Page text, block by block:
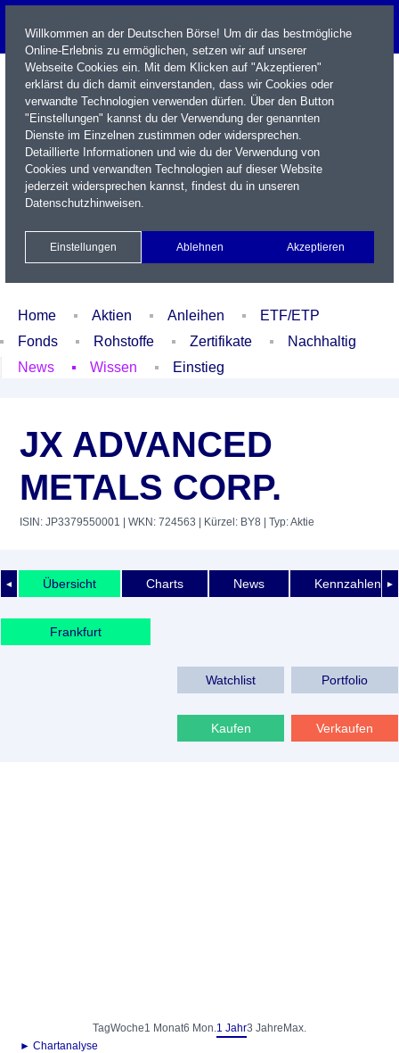
Name / WKN / ISIN / Kürzel
Xetra Realtime
Watchlist Portfolio Login
Home Aktien Anleihen
ETF/ETP
Fonds
Rohstoffe Zertifikate
Nachhaltig
News
Wissen Einstieg
JX ADVANCED
METALS CORP.
ISIN: JP3379550001 | WKN: 724563 | Kürzel: BY8 | Typ: Aktie
◄ ►
Übersicht Charts News Kennzahlen
Frankfurt
Watchlist Portfolio
Kaufen Verkaufen
TagWoche1 Monat6 Mon.1 Jahr3 Jahre Max.
► Chartanalyse
Willkommen an der Deutschen Börse! Um dir das bestmögliche
Online-Erlebnis zu ermöglichen, setzen wir auf unserer
Webseite Cookies ein. Mit dem Klicken auf "Akzeptieren"
erklärst du dich damit einverstanden, dass wir Cookies oder
verwandte Technologien verwenden dürfen. Über den Button
"Einstellungen" kannst du der Verwendung der genannten
Dienste im Einzelnen zustimmen oder widersprechen.
Detaillierte Informationen und wie du der Verwendung von
Cookies und verwandten Technologien auf dieser Website
jederzeit widersprechen kannst, findest du in unseren
Datenschutzhinweisen.
Einstellungen Ablehnen Akzeptieren